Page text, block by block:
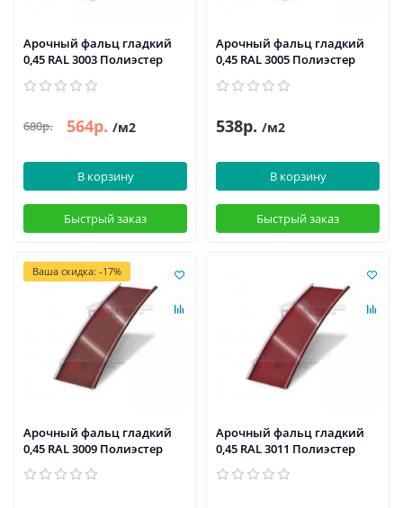
Арочный фальц гладкий
0,45 RAL 3003 Полиэстер
680р. 564р. /м2
В корзину
Быстрый заказ
Арочный фальц гладкий
0,45 RAL 3005 Полиэстер
538р. /м2
В корзину
Быстрый заказ
Ваша скидка: -17%
Арочный фальц гладкий
0,45 RAL 3009 Полиэстер
Арочный фальц гладкий
0,45 RAL 3011 Полиэстер